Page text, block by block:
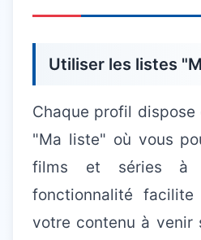
Utiliser les listes
Chaque profil
"Ma liste" où vous
films et séries à
fonctionnalité facilite
votre contenu à venir